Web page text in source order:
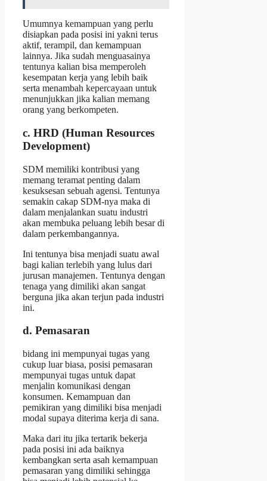
Umumnya kemampuan yang perlu
disiapkan pada posisi ini yakni terus
aktif, terampil, dan kemampuan
lainnya. Jika sudah menguasainya
tentunya kalian bisa memperoleh
kesempatan kerja yang lebih baik
serta menambah kepercayaan untuk
menunjukkan jika kalian memang
orang yang berkompeten.
c. HRD (Human Resources
Development)
SDM memiliki kontribusi yang
memang teramat penting dalam
kesuksesan sebuah agensi. Tentunya
semakin cakap SDM-nya maka di
dalam menjalankan suatu industri
akan membuka peluang lebih besar di
dalam perkembangannya.
Ini tentunya bisa menjadi suatu awal
bagi kalian terlebih yang lulus dari
jurusan manajemen. Tentunya dengan
tenaga yang dimiliki akan sangat
berguna jika akan terjun pada industri
ini.
d. Pemasaran
bidang ini mempunyai tugas yang
cukup luar biasa, posisi pemasaran
mempunyai tugas untuk dapat
menjalin komunikasi dengan
konsumen. Kemampuan dan
pemikiran yang dimiliki bisa menjadi
modal supaya diterima kerja di sana.
Maka dari itu jika tertarik bekerja
pada posisi ini ada baiknya
kembangkan serta asah kemampuan
pemasaran yang dimiliki sehingga